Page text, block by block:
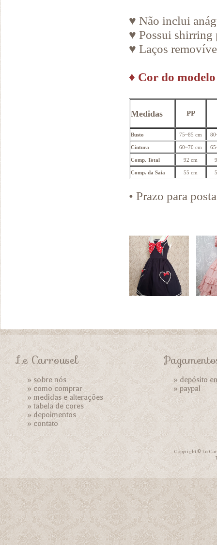
♥ Não inclui
♥ Possui shirring
♥ Laços
♦ Cor do
Medidas PP
Busto 75~85 cm
Cintura 60~70 cm
Comp. Total 92 cm
Comp. da Saia 55 cm
• Prazo para
Le Carrousel
»sobre nós
»como comprar
»medidas e alterações
»tabela de cores
»depoimentos
»contato
» depósito
»paypal
Copyright © Le